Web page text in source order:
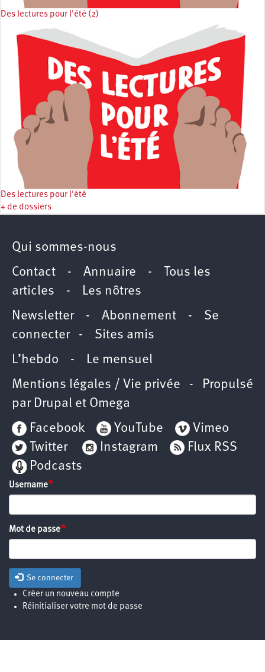
Des lectures pour l'été (2)
Des lectures pour l'été
+ de dossiers
Qui sommes-nous
Contact - Annuaire -
Tous les
articles - Les nôtres
Newsletter- Abonnement - Se
connecter- Sites amis
L’hebdo - Le mensuel
Mentions légales / Vie privée - Propulsé
par Drupal et Omega
Facebook
YouTube
Vimeo
Twitter
Instagram
Flux RSS
Podcasts
Username
Mot de passe
Se connecter
Créer un nouveau compte
Réinitialiser votre mot de passe